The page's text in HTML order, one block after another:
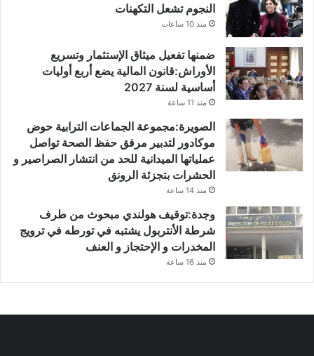
النجوم تشعل التكهنات
منذ 10 ساعات
ضمنها تفعيل ميثاق الإستثمار وتسريع
الأوراش:قانون المالية يضع أربع أوليات
أساسية لسنة 2027
منذ 11 ساعة
الصويرة:مجموعة الجماعات الترابية حوض
موكادور لتدبير مرفق حفظ الصحة تواصل
عملياتها الميدانية للحد من انتشار الصراصير و
الحشرات بتجزئة الرونق
منذ 14 ساعة
وجدة:توقيف هولندي مبحوث من طرف
شرطة الأنتربول يشتبه في تورطه في ترويج
المخدرات و الإحتجاز و العنف
منذ 16 ساعة